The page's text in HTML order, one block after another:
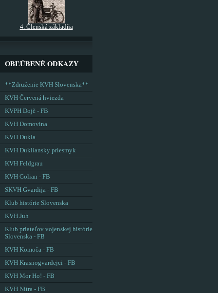
4. Členská základňa
OBĽÚBENÉ ODKAZY
**Združenie KVH Slovenska**
KVH Červená hviezda
KVPH Dojč - FB
KVH Domovina
KVH Dukla
KVH Dukliansky priesmyk
KVH Feldgrau
KVH Golian - FB
SKVH Gvardija - FB
Klub histórie Slovenska
KVH Juh
Klub priateľov vojenskej histórie
Slovenska - FB
KVH Komoča - FB
KVH Krasnogvardejci - FB
KVH Mor Ho! - FB
KVH Nitra - FB